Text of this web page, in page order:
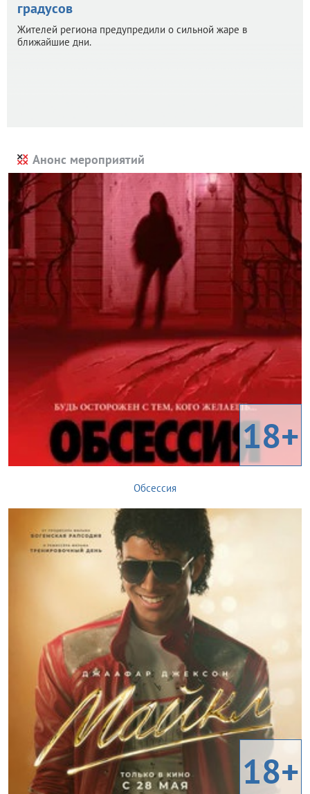
градусов
Жителей региона предупредили о сильной жаре в
ближайшие дни.
Анонс мероприятий
18+
Обсессия
18+